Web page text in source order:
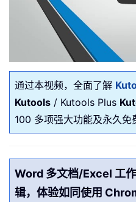
通过本视频，全面了解
Kutools / Kutools Plus
100 多项强大功能及永久免
Word 多文档/Excel 工
辑，体验如同使用